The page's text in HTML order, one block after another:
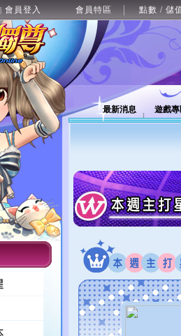
| 會員登入 會員特區 點數 / 儲
最新消息 遊戲